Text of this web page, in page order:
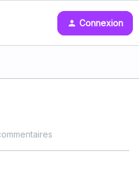
Connexion